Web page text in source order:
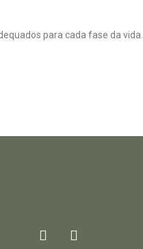
para cada fase da vida.